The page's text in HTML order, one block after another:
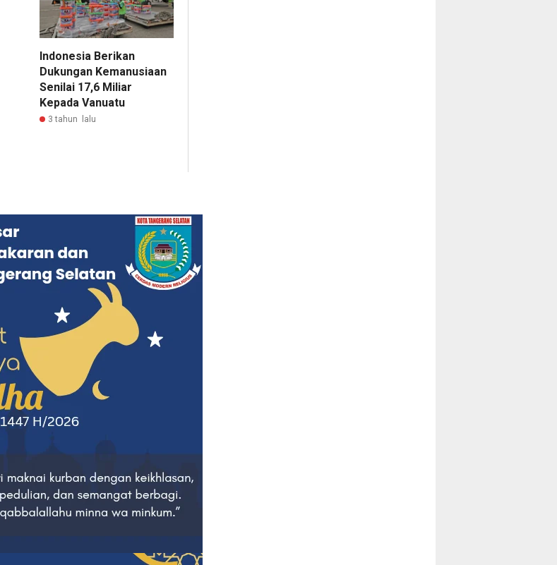
Indonesia Berikan
Dukungan Kemanusiaan
Senilai 17,6 Miliar
Kepada Vanuatu
3 tahun lalu